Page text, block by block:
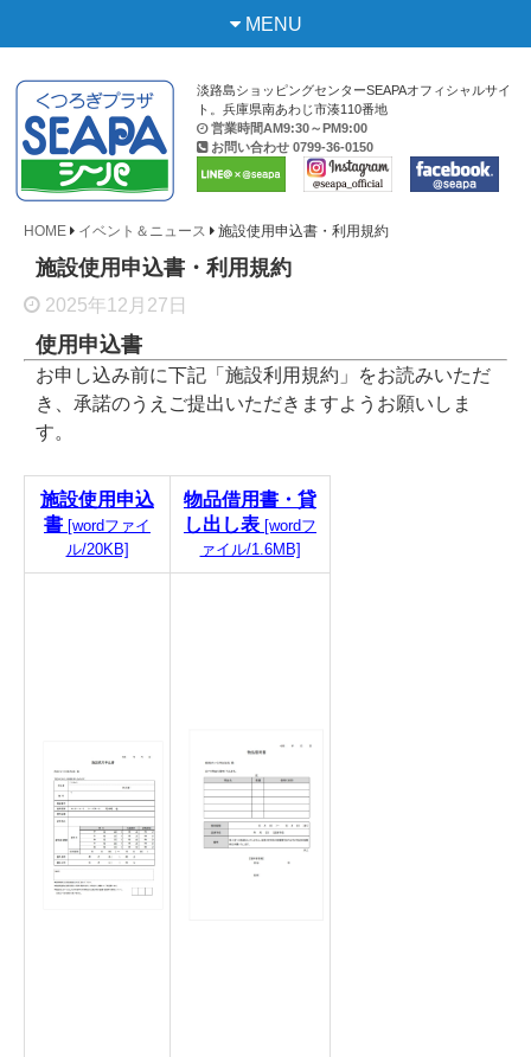
淡路島ショッピングセンターSEAPAオフィシャルサイ
ト。兵庫県南あわじ市湊110番地
営業時間AM9:30～PM9:00
お問い合わせ 0799-36-0150
MENU
HOME イベント＆ニュース 施設使用申込書・利用規約
施設使用申込書・利用規約
2025年12月27日
使用申込書
お申し込み前に下記「施設利用規約」をお読みいただ
き、承諾のうえご提出いただきますようお願いしま
す。
施設使用申込
書 [wordファイ
ル/20KB]
物品借用書・貸
し出し表 [wordフ
ァイル/1.6MB]